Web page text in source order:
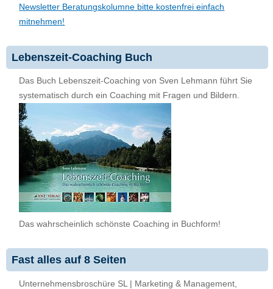
Newsletter Beratungskolumne bitte kostenfrei einfach
mitnehmen!
Lebenszeit-Coaching Buch
Das Buch Lebenszeit-Coaching von Sven Lehmann führt Sie
systematisch durch ein Coaching mit Fragen und Bildern.
Das wahrscheinlich schönste Coaching in Buchform!
Fast alles auf 8 Seiten
Unternehmensbroschüre SL | Marketing & Management,